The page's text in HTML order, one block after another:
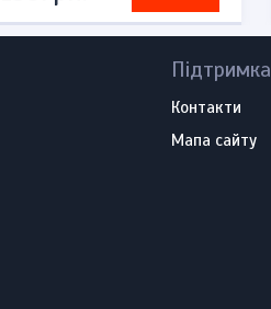
Підтримка
Контакти
Мапа сайту